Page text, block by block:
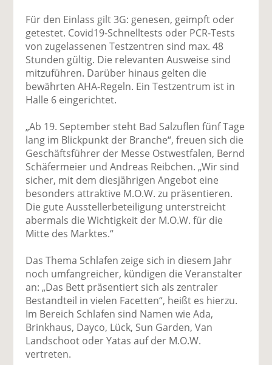
o
o
k
te
il
e
n
n
te
il
e
n
v
er
se
n
d
e
n
Für den Einlass gilt 3G: genesen, geimpft oder
getestet. Covid19-Schnelltests oder PCR-Tests
von zugelassenen Testzentren sind max. 48
Stunden gültig. Die relevanten Ausweise sind
mitzuführen. Darüber hinaus gelten die
bewährten AHA-Regeln. Ein Testzentrum ist in
Halle 6 eingerichtet.
„Ab 19. September steht Bad Salzuflen fünf Tage
lang im Blickpunkt der Branche“, freuen sich die
Geschäftsführer der Messe Ostwestfalen, Bernd
Schäfermeier und Andreas Reibchen. „Wir sind
sicher, mit dem diesjährigen Angebot eine
besonders attraktive M.O.W. zu präsentieren.
Die gute Ausstellerbeteiligung unterstreicht
abermals die Wichtigkeit der M.O.W. für die
Mitte des Marktes.“
Das Thema Schlafen zeige sich in diesem Jahr
noch umfangreicher, kündigen die Veranstalter
an: „Das Bett präsentiert sich als zentraler
Bestandteil in vielen Facetten“, heißt es hierzu.
Im Bereich Schlafen sind Namen wie Ada,
Brinkhaus, Dayco, Lück, Sun Garden, Van
Landschoot oder Yatas auf der M.O.W.
vertreten.